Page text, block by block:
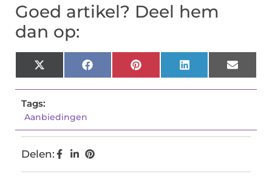
Goed artikel? Deel hem
dan op:
X
(Twitter)
FacebookPinterestLinkedInEmail
Tags:
Aanbiedingen
Delen: